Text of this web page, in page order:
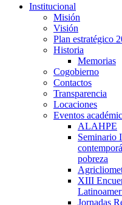
Institucional
Misión
Visión
Plan estratégico
Historia
Memorias
Cogobierno
Contactos
Transparencia
Locaciones
Eventos
ALAHPE
Seminario
pobreza
XIII
Jornadas